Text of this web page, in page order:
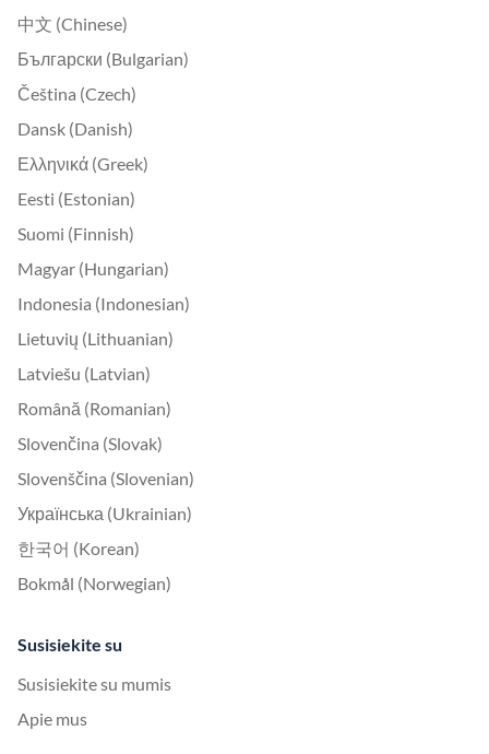
中文 (Chinese)
Български (Bulgarian)
Čeština (Czech)
Dansk (Danish)
Ελληνικά (Greek)
Eesti (Estonian)
Suomi (Finnish)
Magyar (Hungarian)
Indonesia (Indonesian)
Lietuvių (Lithuanian)
Latviešu (Latvian)
Română (Romanian)
Slovenčina (Slovak)
Slovenščina (Slovenian)
Українська (Ukrainian)
한국어 (Korean)
Bokmål (Norwegian)
Susisiekite su
Susisiekite su mumis
Apie mus